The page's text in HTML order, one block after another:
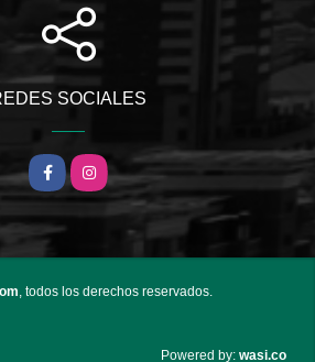
SOCIALES
FacebookInstagram
, todos los derechos reservados.
Powered by: wasi.co